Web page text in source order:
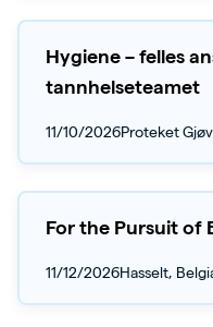
Hygiene – felles
tannhelseteamet
11/10/2026Proteket
For the Pursuit of
11/12/2026Hasselt,